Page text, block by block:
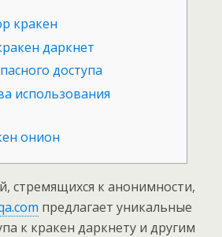
кракен
даркнет
доступа
использования
онион
стремящихся к анонимности,
предлагает уникальные
к кракен даркнету и другим